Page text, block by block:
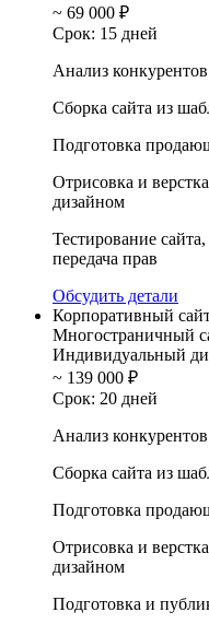
~ 69 000 ₽
Срок: 15 дней
Анализ конкурентов
Сборка сайта из
Подготовка
Отрисовка и
дизайном
Тестирование
передача прав
Обсудить детали
Корпоративный
Многостраничный
Индивидуальный
~ 139 000 ₽
Срок: 20 дней
Анализ конкурентов
Сборка сайта из
Подготовка
Отрисовка и
дизайном
Подготовка и